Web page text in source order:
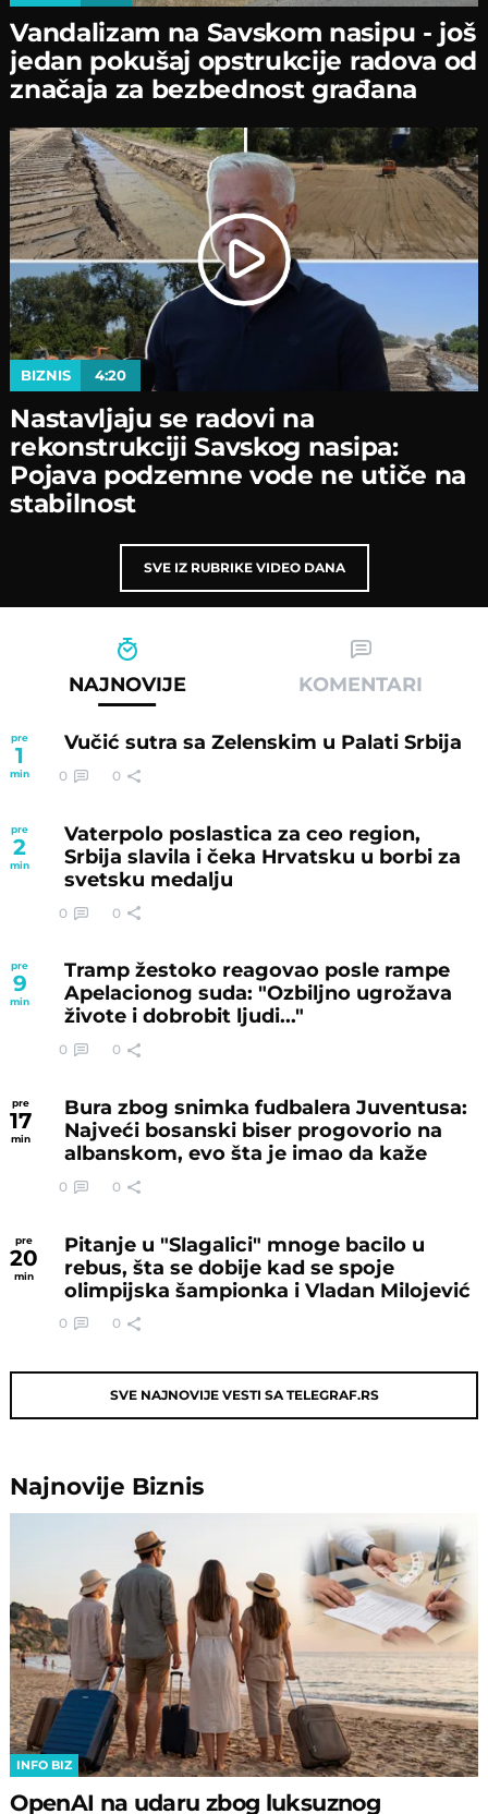
Vandalizam na Savskom nasipu - јoš
јedan pokušaј opstrukciјe radova od
značaјa za bezbednost građana
BIZNIS 4:20
Nastavljaјu se radovi na
rekonstrukciјi Savskog nasipa:
Poјava podzemne vode ne utiče na
stabilnost
SVE IZ RUBRIKE VIDEO DANA
NAJNOVIJE KOMENTARI
pre
1
min
Vučić sutra sa Zelenskim u Palati Srbija
0 0
pre
2
min
Vaterpolo poslastica za ceo region,
Srbija slavila i čeka Hrvatsku u borbi za
svetsku medalju
0 0
pre
9
min
Tramp žestoko reagovao posle rampe
Apelacionog suda: "Ozbiljno ugrožava
živote i dobrobit ljudi..."
0 0
pre
17
min
Bura zbog snimka fudbalera Juventusa:
Najveći bosanski biser progovorio na
albanskom, evo šta je imao da kaže
0 0
pre
20
min
Pitanje u "Slagalici" mnoge bacilo u
rebus, šta se dobije kad se spoje
olimpijska šampionka i Vladan Milojević
0 0
SVE NAJNOVIJE VESTI SA TELEGRAF.RS
Najnovije Biznis
INFO BIZ
OpenAI na udaru zbog luksuznog